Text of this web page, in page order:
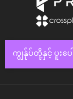
ကျွန်ုပ်တို့နှင့် ပူးပေါ